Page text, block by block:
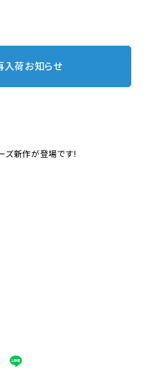
荷お知らせ
ズ新作が登場です!